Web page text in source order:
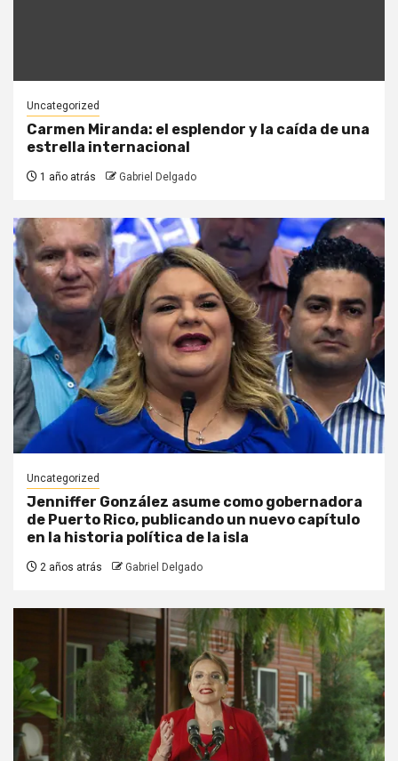
Uncategorized
Carmen Miranda: el esplendor y la caída de una
estrella internacional
1 año atrás Gabriel Delgado
Uncategorized
Jenniffer González asume como gobernadora
de Puerto Rico, publicando un nuevo capítulo
en la historia política de la isla
2 años atrás Gabriel Delgado